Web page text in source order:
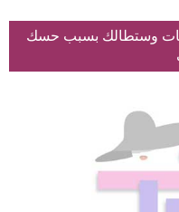
وستطالك بسبب حسك